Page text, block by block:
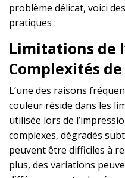
problème délicat, voici
pratiques :
Limitations de
Complexités
L’une des raisons
couleur réside dans les
utilisée lors de
complexes, dégradés
peuvent être difficiles à
plus, des variations